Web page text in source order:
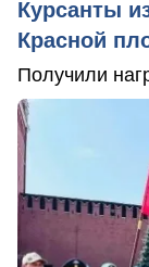
Курсанты
Красной
Получили